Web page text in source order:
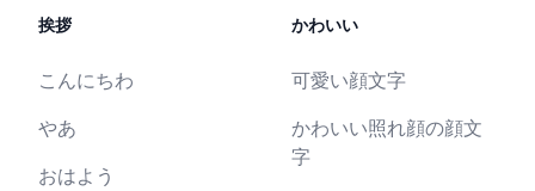
挨拶
こんにちわ
やあ
おはよう
かわいい
可愛い顔文字
かわいい照れ顔の顔文
字